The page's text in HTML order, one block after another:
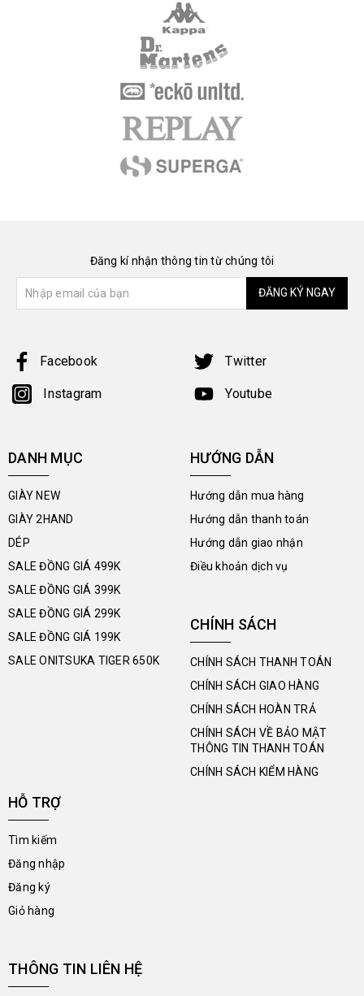
Đăng kí nhận thông tin từ chúng tôi
ĐĂNG KÝ NGAY
Facebook Twitter
Instagram Youtube
DANH MỤC
GIÀY NEW
GIÀY 2HAND
DÉP
SALE ĐỒNG GIÁ 499K
SALE ĐỒNG GIÁ 399K
SALE ĐỒNG GIÁ 299K
SALE ĐỒNG GIÁ 199K
SALE ONITSUKA TIGER 650K
HƯỚNG DẪN
Hướng dẫn mua hàng
Hướng dẫn thanh toán
Hướng dẫn giao nhận
Điều khoản dịch vụ
CHÍNH SÁCH
CHÍNH SÁCH THANH TOÁN
CHÍNH SÁCH GIAO HÀNG
CHÍNH SÁCH HOÀN TRẢ
CHÍNH SÁCH VỀ BẢO MẬT
THÔNG TIN THANH TOÁN
CHÍNH SÁCH KIỂM HÀNG
HỖ TRỢ
Tìm kiếm
Đăng nhập
Đăng ký
Giỏ hàng
THÔNG TIN LIÊN HỆ